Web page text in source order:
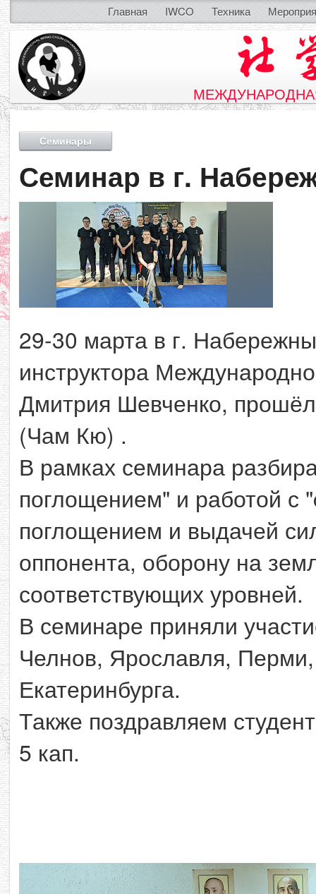
Главная IWCO Техника
Семинары
Семинар в г.
29-30 марта в г.
инструктора
Дмитрия Шевченко,
(Чам Кю) .
В рамках семинара
поглощением" и работой
поглощением и выдачей
оппонента, оборону на
соответствующих уровней.
В семинаре приняли
Челнов, Ярославля,
Екатеринбурга.
Также поздравляем
5 кап.